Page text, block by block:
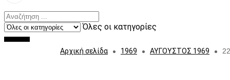
Όλες οι κατηγορίες
Αρχική σελίδα 1969 ΑΥΓΟΥΣΤΟΣ 1969